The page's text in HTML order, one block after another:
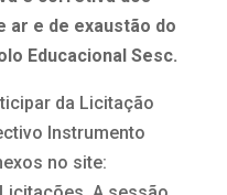
ar e de exaustão do
Educacional Sesc.
da Licitação
Instrumento
no site: